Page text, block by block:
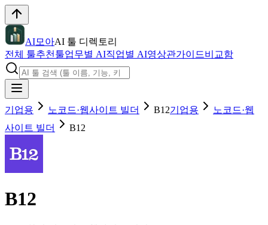
AI모아AI 툴 디렉토리
전체 툴추천툴업무별 AI직업별 AI영상관가이드비교함
기업용 노코드·웹사이트 빌더 B12기업용
노코드·웹
사이트 빌더
B12
B12